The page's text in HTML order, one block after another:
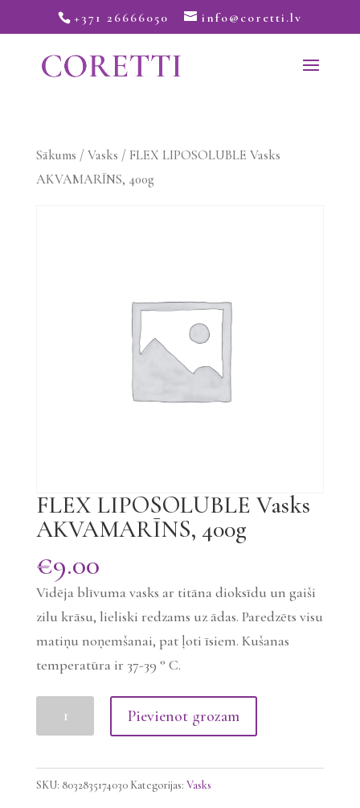
+371 26666050 info@coretti.lv
Sākums / Vasks / FLEX LIPOSOLUBLE Vasks
AKVAMARĪNS, 400g
FLEX LIPOSOLUBLE Vasks
AKVAMARĪNS, 400g
€9.00
Vidēja blīvuma vasks ar titāna dioksīdu un gaiši
zilu krāsu, lieliski redzams uz ādas. Paredzēts visu
matiņu noņemšanai, pat ļoti īsiem. Kušanas
temperatūra ir 37-39 ° C.
LIPOSOLUBLE
AKVAMARĪNS,
Pievienot grozam
SKU: 8032835174030 Kategorijas: Vasks